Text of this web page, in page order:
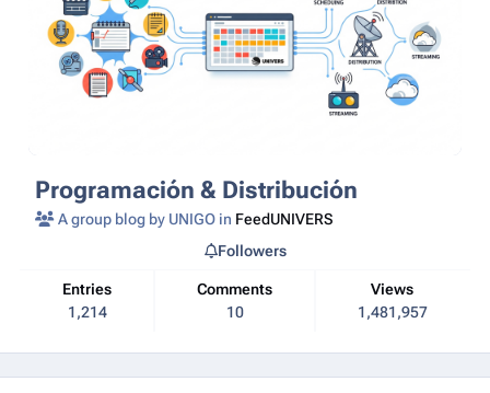
Programación & Distribución
A group blog by UNIGO in FeedUNIVERS
Entries
1,214
Comments
10
Views
1,481,957
Followers